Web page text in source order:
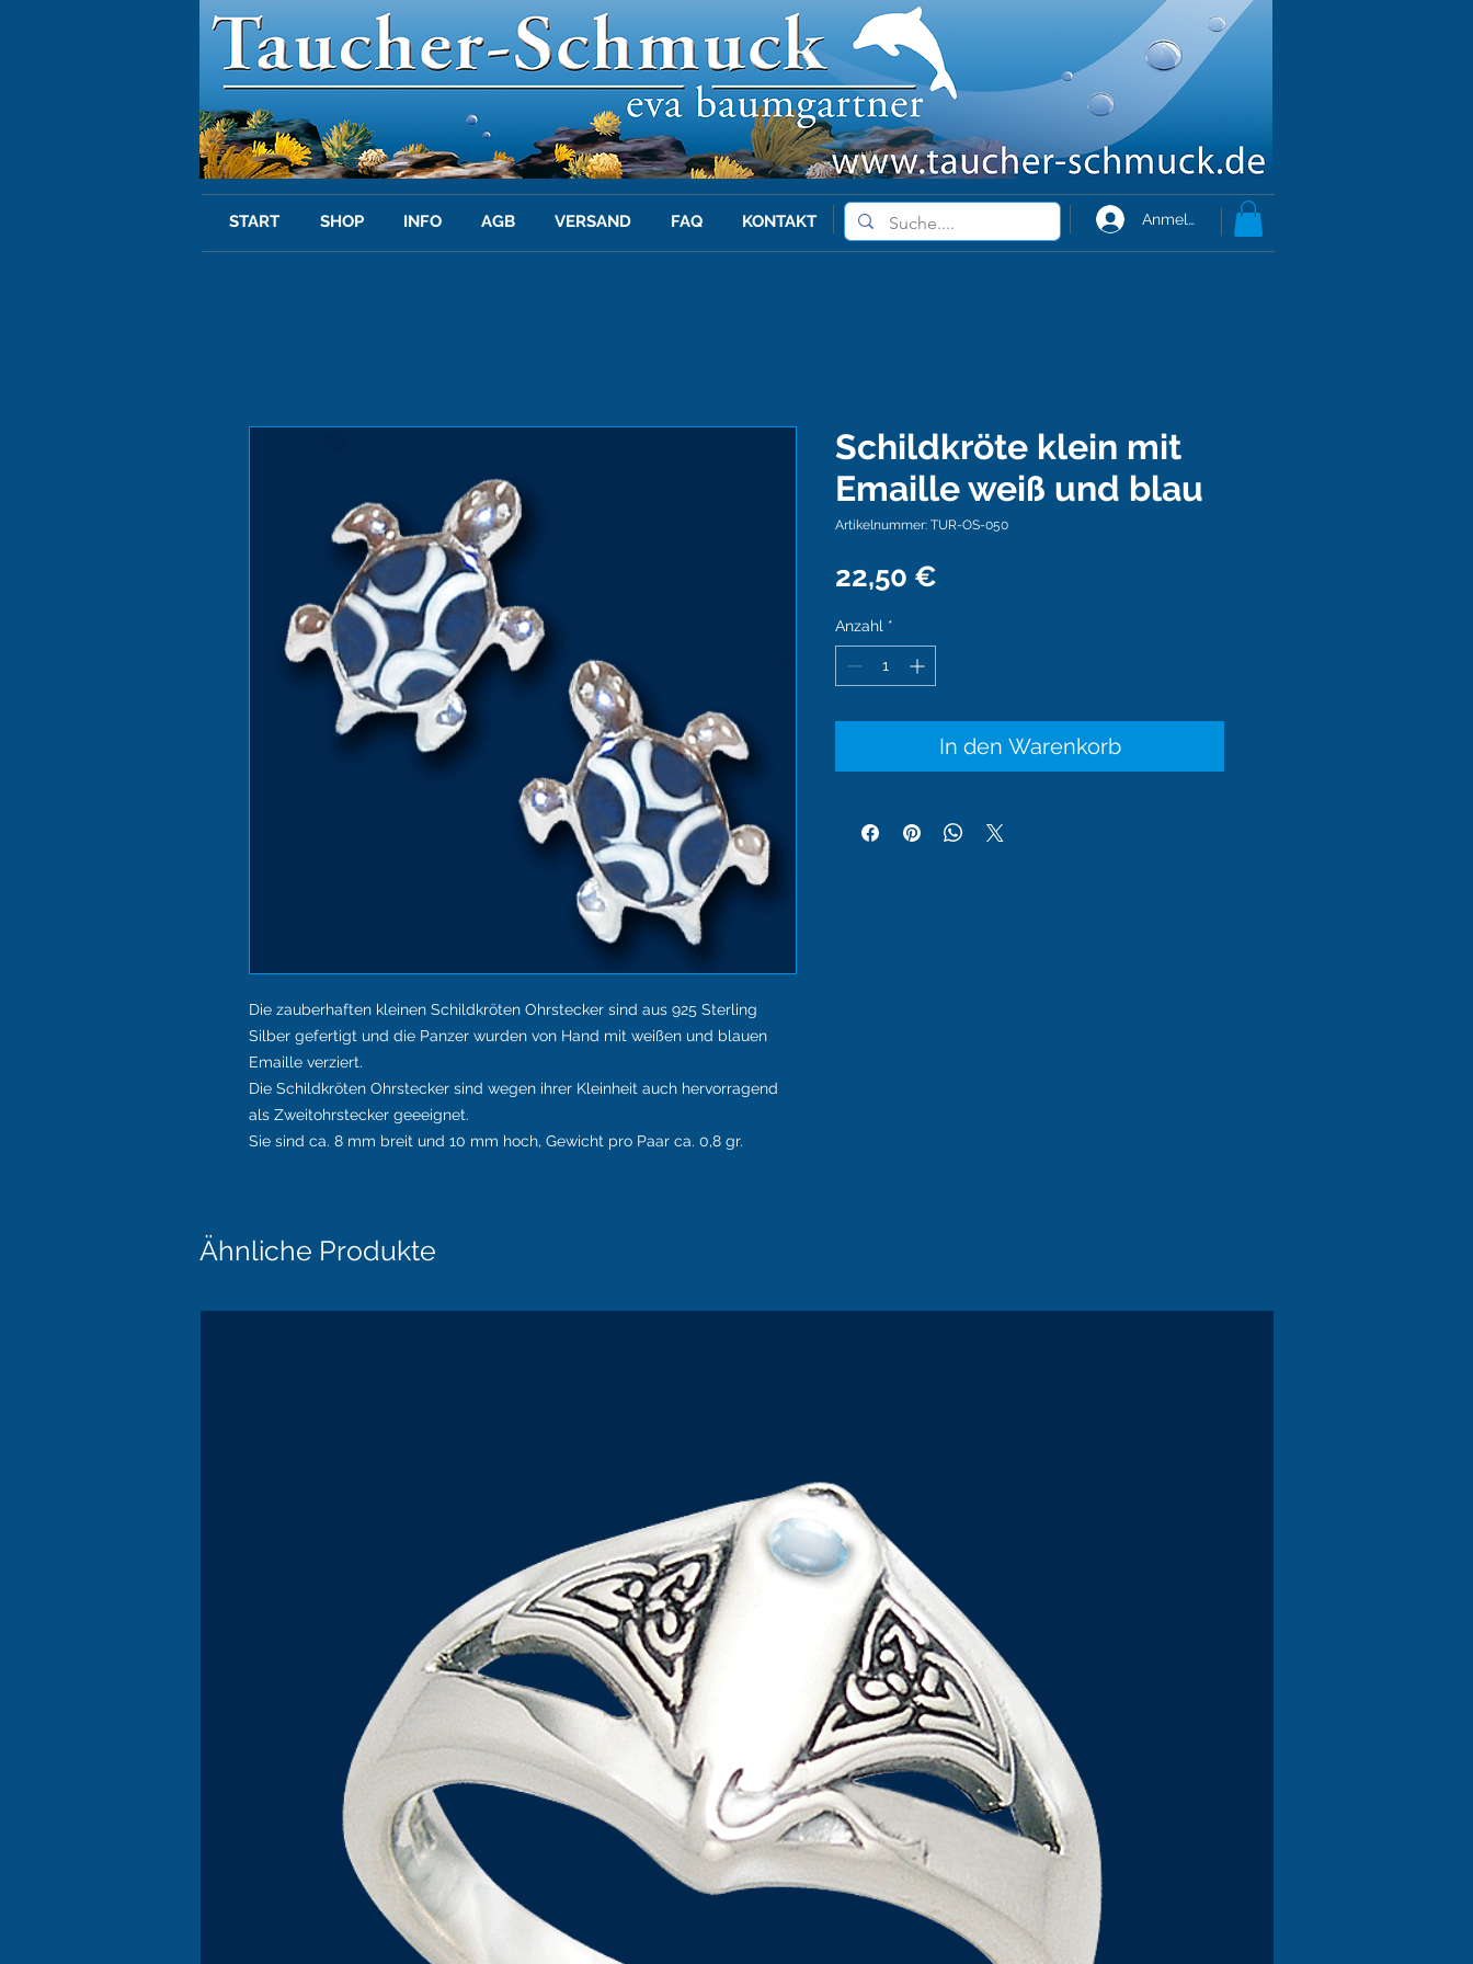
START SHOP INFO AGB VERSAND FAQ KONTAKT Anmelden
Die zauberhaften kleinen Schildkröten Ohrstecker sind aus 925 Sterling
Silber gefertigt und die Panzer wurden von Hand mit weißen und blauen
Emaille verziert.
Die Schildkröten Ohrstecker sind wegen ihrer Kleinheit auch hervorragend
als Zweitohrstecker geeeignet.
Sie sind ca. 8 mm breit und 10 mm hoch, Gewicht pro Paar ca. 0,8 gr.
Schildkröte klein mit
Emaille weiß und blau
Artikelnummer: TUR-OS-050
22,50 €
Anzahl *
In den Warenkorb
Ähnliche Produkte